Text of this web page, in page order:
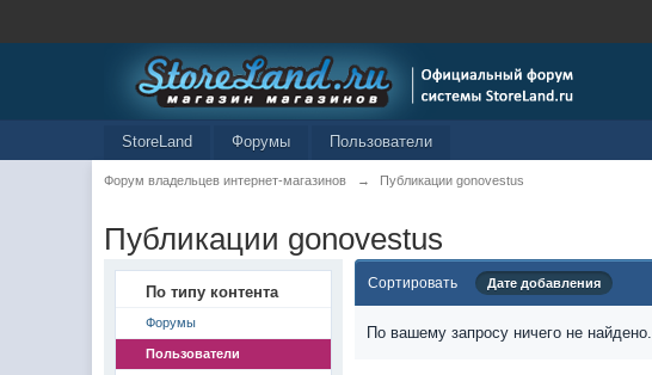
StoreLand Форумы Пользователи
Форум владельцев интернет-магазинов → Публикации gonovestus
Публикации gonovestus
По типу контента
Форумы
Пользователи
Сортировать Дате добавления
По вашему запросу ничего не найдено.